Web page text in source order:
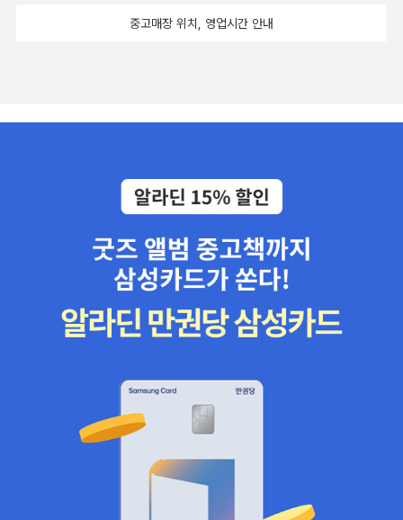
어려운(?) 프로젝트들을 진행합니다. 파이썬과 리눅스, 웹 백엔드 부
고 싶은 모든 분들 리뷰어가 생각하는 (이 책을 더 잘 이해하기 위한)
중고매장 위치, 영업시간 안내